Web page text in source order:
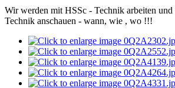
Wir werden mit HSSc - Technik arbeiten
Technik anschauen - wann, wie , wo !!!